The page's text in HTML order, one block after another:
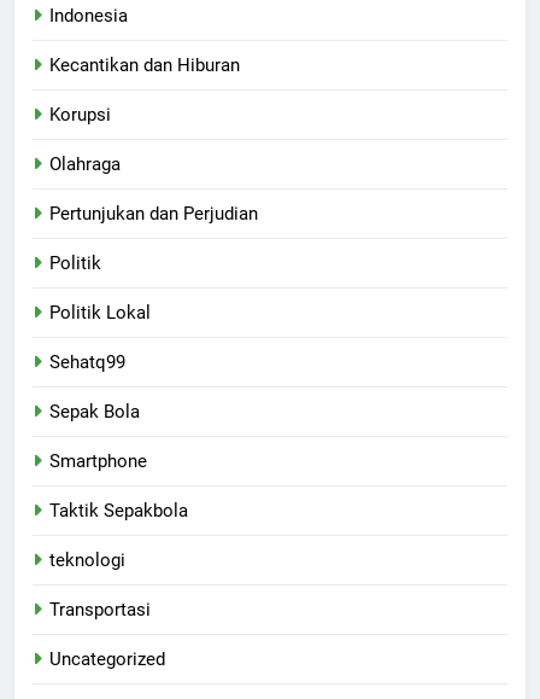
Indonesia
Kecantikan dan Hiburan
Korupsi
Olahraga
Pertunjukan dan Perjudian
Politik
Politik Lokal
Sehatq99
Sepak Bola
Smartphone
Taktik Sepakbola
teknologi
Transportasi
Uncategorized